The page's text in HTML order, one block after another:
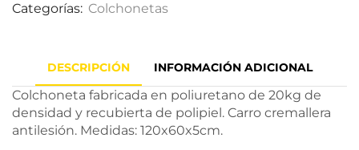
Categorías: Colchonetas
DESCRIPCIÓN INFORMACIÓN ADICIONAL
Colchoneta fabricada en poliuretano de 20kg de
densidad y recubierta de polipiel. Carro cremallera
antilesión. Medidas: 120x60x5cm.